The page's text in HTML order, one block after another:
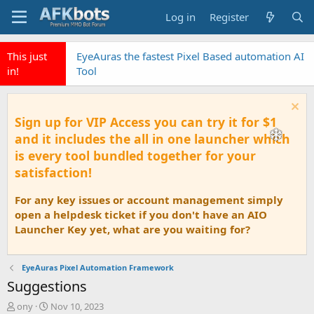
Log in Register
This just
in!
EyeAuras the fastest Pixel Based automation AI
Tool
Sign up for VIP Access you can try it for $1
and it includes the all in one launcher which
is every tool bundled together for your
satisfaction!
For any key issues or account management simply
open a helpdesk ticket if you don't have an AIO
Launcher Key yet, what are you waiting for?
EyeAuras Pixel Automation Framework
Suggestions
T
ony
S
Nov 10, 2023